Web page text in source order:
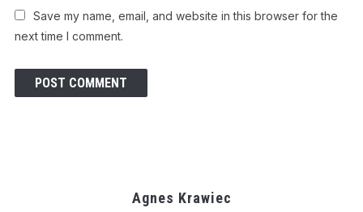
Save my name, email, and website in this browser for the
next time I comment.
Agnes Krawiec